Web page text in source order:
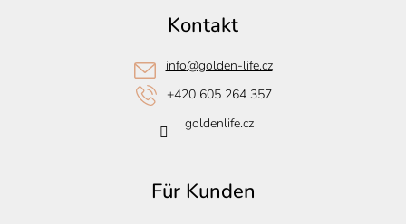
Für Kunden
Kontakt
info@golden-life.cz
+420 605 264 357
goldenlife.cz